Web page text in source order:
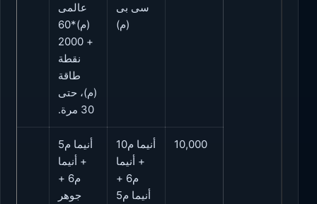
سى بى
(م)
عالمى
(م)*60
+ 2000
نقطة
طاقة
(م)، حتى
30 مرة.
10,000
أنيما م10
+ أنيما
م6 +
أنيما م5
أنيما م5
+ أنيما
م6 +
جوهر